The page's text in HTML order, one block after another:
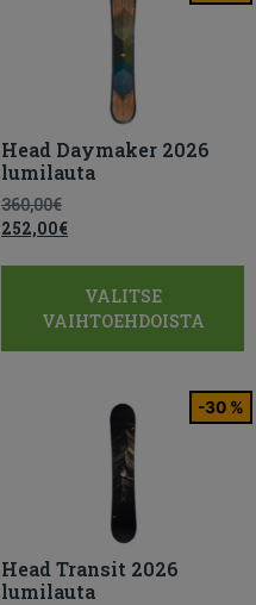
Head Daymaker 2026
lumilauta
360,00€
252,00€
VALITSE
VAIHTOEHDOISTA
-30 %
Head Transit 2026
lumilauta